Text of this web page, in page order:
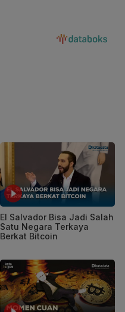
El Salvador Bisa Jadi Salah
Satu Negara Terkaya
Berkat Bitcoin